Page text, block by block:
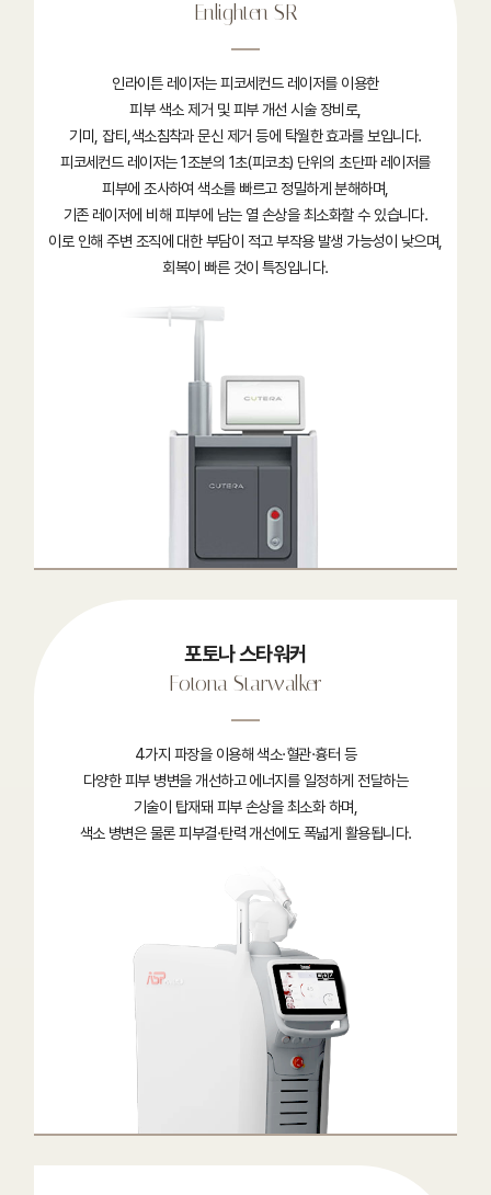
Enlighten SR
인라이튼 레이저는 피코세컨드 레이저를 이용한
피부 색소 제거 및 피부 개선 시술 장비로,
기미, 잡티,색소침착과 문신 제거 등에 탁월한 효과를 보입니다.
피코세컨드 레이저는 1조분의 1초(피코초) 단위의 초단파 레이저를
피부에 조사하여 색소를 빠르고 정밀하게 분해하며,
기존 레이저에 비해 피부에 남는 열 손상을 최소화할 수 있습니다.
이로 인해 주변 조직에 대한 부담이 적고 부작용 발생 가능성이 낮으며,
회복이 빠른 것이 특징입니다.
포토나 스타워커
Fotona Starwalker
4가지 파장을 이용해 색소·혈관·흉터 등
다양한 피부 병변을 개선하고 에너지를 일정하게 전달하는
기술이 탑재돼 피부 손상을 최소화 하며,
색소 병변은 물론 피부결·탄력 개선에도 폭넓게 활용됩니다.